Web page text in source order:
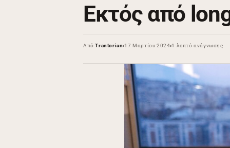
Εκτός από
ΑπόTrantorian 17 Μαρτίου 2024 1 λεπτό ανάγνωσης